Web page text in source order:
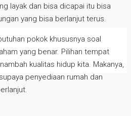
layak dan bisa dicapai itu bisa
yang bisa berlanjut terus.
pokok khususnya soal
yang benar. Pilihan tempat
kualitas hidup kita. Makanya,
penyediaan rumah dan